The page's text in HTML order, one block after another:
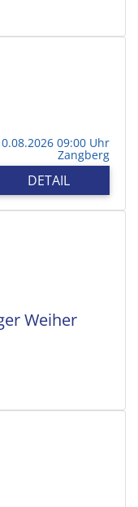
09:00 Uhr
Zangberg
DETAIL
Weiher